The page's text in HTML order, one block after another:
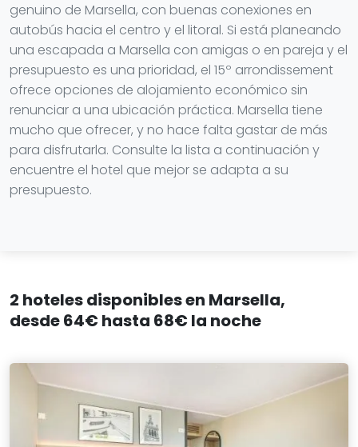
genuino de Marsella, con buenas conexiones en
autobús hacia el centro y el litoral. Si está planeando
una escapada a Marsella con amigas o en pareja y el
presupuesto es una prioridad, el 15º arrondissement
ofrece opciones de alojamiento económico sin
renunciar a una ubicación práctica. Marsella tiene
mucho que ofrecer, y no hace falta gastar de más
para disfrutarla. Consulte la lista a continuación y
encuentre el hotel que mejor se adapta a su
presupuesto.
2 hoteles disponibles en Marsella,
desde 64€ hasta 68€ la noche